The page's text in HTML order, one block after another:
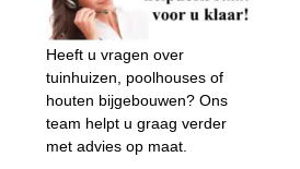
Heeft u vragen over
tuinhuizen, poolhouses of
houten bijgebouwen? Ons
team helpt u graag verder
met advies op maat.